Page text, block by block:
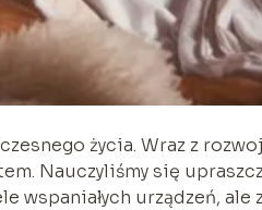
życia. Wraz z
Nauczyliśmy się
urządzeń, ale